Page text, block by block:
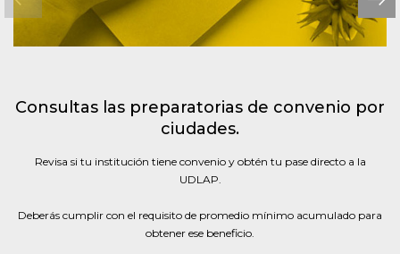
Consultas las preparatorias de convenio por
ciudades.
Revisa si tu institución tiene convenio y obtén tu pase directo a la
UDLAP.
Deberás cumplir con el requisito de promedio mínimo acumulado para
obtener ese beneficio.